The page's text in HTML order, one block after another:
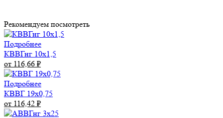
Рекомендуем посмотреть
Подробнее
КВВГнг 10х1,5
от 116,66 ₽
Подробнее
КВВГ 19х0,75
от 116,42 ₽